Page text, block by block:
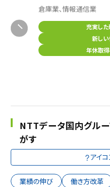
倉庫業、情報通信業
充実し
新し
年休取
NTTデータ国内グル
がす
アイ
業績の伸び 働き方改革